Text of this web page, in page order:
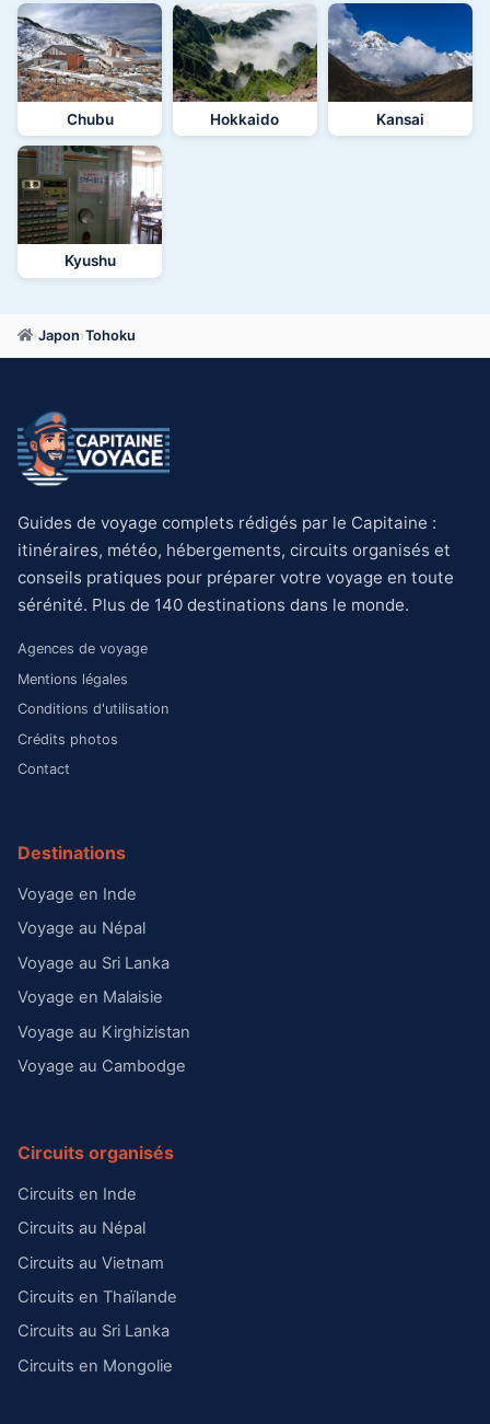
Chubu Hokkaido Kansai
Kyushu
›Japon›Tohoku
Guides de voyage complets rédigés par le Capitaine :
itinéraires, météo, hébergements, circuits organisés et
conseils pratiques pour préparer votre voyage en toute
sérénité. Plus de 140 destinations dans le monde.
Agences de voyage
Mentions légales
Conditions d'utilisation
Crédits photos
Contact
Destinations
Voyage en Inde
Voyage au Népal
Voyage au Sri Lanka
Voyage en Malaisie
Voyage au Kirghizistan
Voyage au Cambodge
Circuits organisés
Circuits en Inde
Circuits au Népal
Circuits au Vietnam
Circuits en Thaïlande
Circuits au Sri Lanka
Circuits en Mongolie